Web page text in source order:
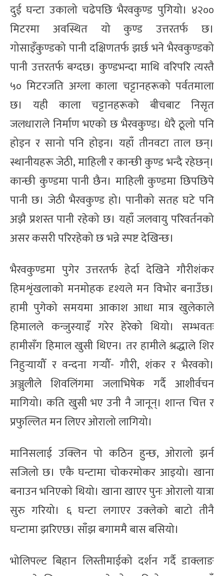
दुई घन्टा उकालो चढेपछि भैरवकुण्ड पुगियो। ४२००
मिटरमा अवस्थित यो कुण्ड उत्तरतर्फ छ।
गोसाइँकुण्डको पानी दक्षिणतर्फ झर्छ भने भैरवकुण्डको
पानी उत्तरतर्फ बग्दछ। कुण्डभन्दा माथि वरिपरि त्यस्तै
५० मिटरजति अग्ला काला चट्टानहरूको पर्वतमाला
छ। यही काला चट्टानहरूको बीचबाट निसृत
जलधाराले निर्माण भएको छ भैरवकुण्ड। धेरै ठूलो पनि
होइन र सानो पनि होइन। यहाँ तीनवटा ताल छन्।
स्थानीयहरू जेठी, माहिली र कान्छी कुण्ड भन्दै रहेछन्।
कान्छी कुण्डमा पानी छैन। माहिली कुण्डमा छिपछिपे
पानी छ। जेठी भैरवकुण्ड हो। पानीको सतह घटे पनि
अझै प्रशस्त पानी रहेको छ। यहाँ जलवायु परिवर्तनको
असर कसरी परिरहेको छ भन्ने स्पष्ट देखिन्छ।
भैरवकुण्डमा पुगेर उत्तरतर्फ हेर्दा देखिने गौरीशंकर
हिमशृंखलाको मनमोहक दृश्यले मन विभोर बनाउँछ।
हामी पुगेको समयमा आकाश आधा मात्र खुलेकाले
हिमालले कन्जुस्याइँ गरेर हेरेको थियो। सम्भवतः
हामीसँग हिमाल खुसी थिएन। तर हामीले श्रद्धाले शिर
निहुर्‍यायौँ र वन्दना गर्‍यौँ- गौरी, शंकर र भैरवको।
अञ्जुलीले शिवलिंगमा जलाभिषेक गर्दै आशीर्वचन
मागियो। कति खुसी भए उनी नै जानून्। शान्त चित्त र
प्रफुल्लित मन लिएर ओरालो लागियो।
मानिसलाई उक्लिन पो कठिन हुन्छ, ओरालो झर्न
सजिलो छ। एकै घन्टामा चोकरमोकर आइयो। खाना
बनाउन भनिएको थियो। खाना खाएर पुनः ओरालो यात्रा
सुरु गरियो। ६ घन्टा लगाएर उक्लेको बाटो तीनै
घन्टामा झरिएछ। साँझ बगाममै बास बसियो।
भोलिपल्ट बिहान लिस्तीमाईको दर्शन गर्दै डाक्लाङ